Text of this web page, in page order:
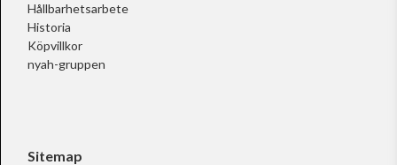
Hållbarhetsarbete
Historia
Köpvillkor
nyah-gruppen
Sitemap